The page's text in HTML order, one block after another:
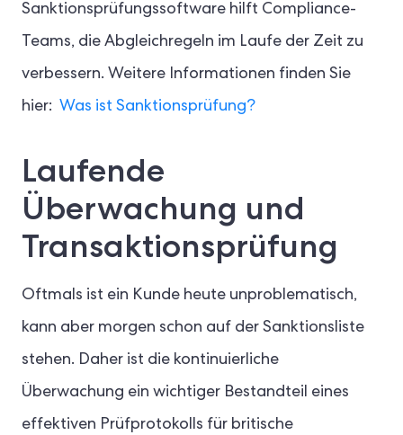
Sanktionsprüfungssoftware hilft Compliance-
Teams, die Abgleichregeln im Laufe der Zeit zu
verbessern. Weitere Informationen finden Sie
hier: Was ist Sanktionsprüfung?
Laufende
Überwachung und
Transaktionsprüfung
Oftmals ist ein Kunde heute unproblematisch,
kann aber morgen schon auf der Sanktionsliste
stehen. Daher ist die kontinuierliche
Überwachung ein wichtiger Bestandteil eines
effektiven Prüfprotokolls für britische